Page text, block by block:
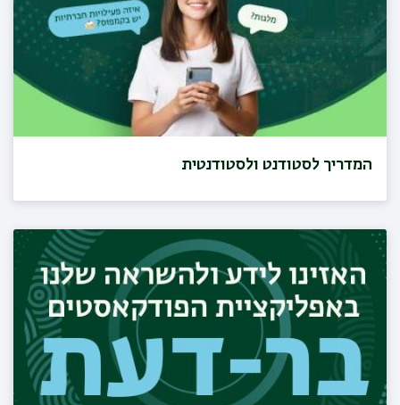
המדריך לסטודנט ולסטודנטית